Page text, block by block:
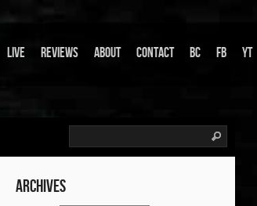
Live Reviews About Contact BC FB YT
Archives